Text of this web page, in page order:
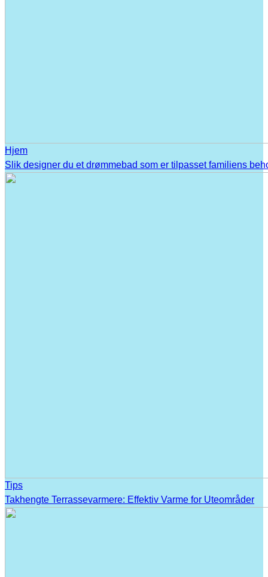
Hjem
Slik designer du et drømmebad som er tilpasset familiens
Tips
Takhengte Terrassevarmere: Effektiv Varme for Uteområder